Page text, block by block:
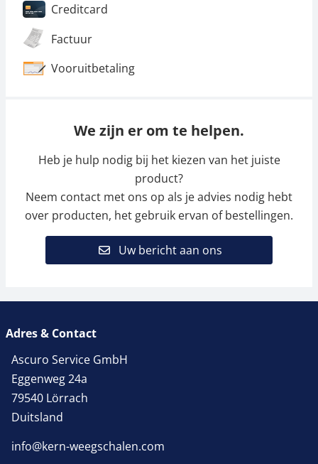
Creditcard
Factuur
Vooruitbetaling
We zijn er om te helpen.
Heb je hulp nodig bij het kiezen van het juiste
product?
Neem contact met ons op als je advies nodig hebt
over producten, het gebruik ervan of bestellingen.
Uw bericht aan ons
Adres & Contact
Ascuro Service GmbH
Eggenweg 24a
79540 Lörrach
Duitsland
info@kern-weegschalen.com